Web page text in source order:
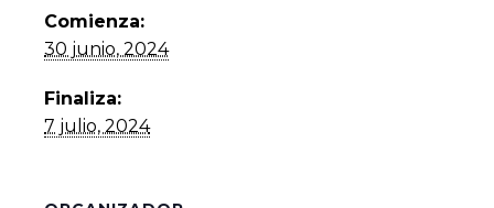
Comienza:
30 junio, 2024
Finaliza:
7 julio, 2024